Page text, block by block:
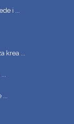
i ...
krea ...
...